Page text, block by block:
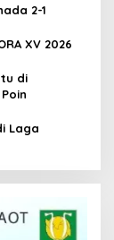
2-1
XV 2026
di
Laga